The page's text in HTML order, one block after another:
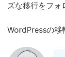
ズな移行をフォ
WordPressの移